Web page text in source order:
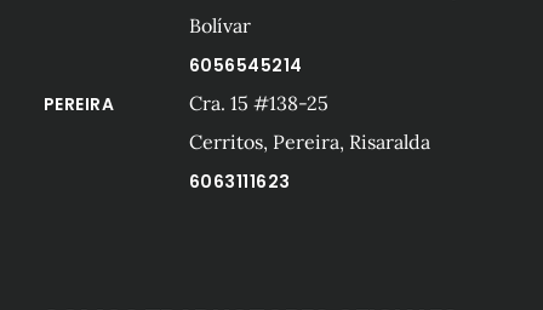
Bolívar
6056545214
PEREIRA
Cra. 15 #138-25
Cerritos, Pereira, Risaralda
6063111623